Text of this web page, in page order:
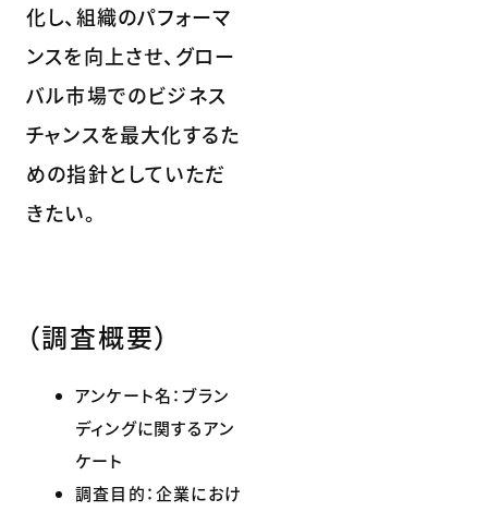
化し、組織のパフォーマ
ンスを向上させ、グロー
バル市場でのビジネス
チャンスを最大化するた
めの指針としていただ
きたい。
（調査概要）
アンケート名：ブラン
ディングに関するアン
ケート
調査目的：企業におけ